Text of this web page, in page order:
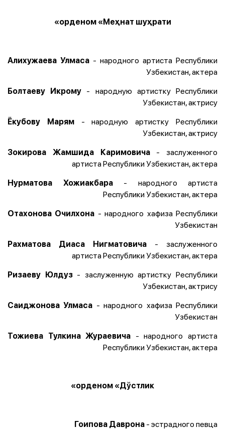
орденом «Меҳнат шуҳрати»
Алихужаева Улмаса - народного артиста Республики
Узбекистан, актера
Болтаеву Икрому - народную артистку Республики
Узбекистан, актрису
Ёкубову Марям- народную артистку Республики
Узбекистан, актрису
Зокирова Жамшида Каримовича- заслуженного
артиста Республики Узбекистан, актера
Нурматова Хожиакбара- народного артиста
Республики Узбекистан, актера
Отахонова Очилхона - народного хафиза Республики
Узбекистан
Рахматова Диаса Нигматовича - заслуженного
артиста Республики Узбекистан, актера
Ризаеву Юлдуз- заслуженную артистку Республики
Узбекистан, актрису
Саиджонова Улмаса - народного хафиза Республики
Узбекистан
Тожиева Тулкина Жураевича - народного артиста
Республики Узбекистан, актера
орденом «Дўстлик»
Гоипова Даврона - эстрадного певца